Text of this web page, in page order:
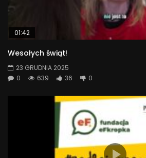
01:42
Wesołych świąt!
23 GRUDNIA 2025
0
639 36 0